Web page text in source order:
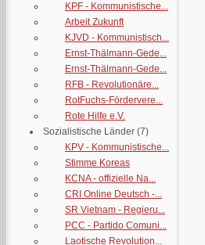
KPF - Kommunistische...
Arbeit Zukunft
KJVD - Kommunistisch...
Ernst-Thälmann-Gede...
Ernst-Thälmann-Gede...
RFB - Revolutionäre...
RotFuchs-Fördervere...
Rote Hilfe e.V.
Sozialistische Länder (7)
KPV - Kommunistische...
Stimme Koreas
KCNA - offizielle Na...
CRI Online Deutsch -...
SR Vietnam - Regieru...
PCC - Partido Comuni...
Laotische Revolution...